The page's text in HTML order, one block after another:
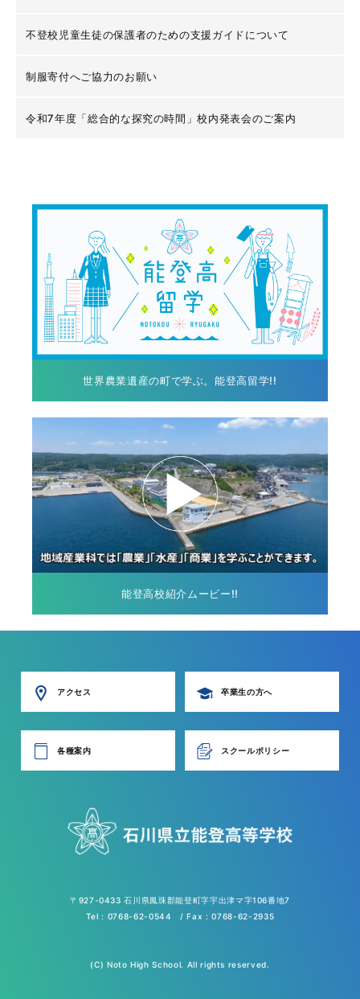
不登校児童生徒の保護者のための支援ガイドについて
制服寄付へご協力のお願い
令和7年度「総合的な探究の時間」校内発表会のご案内
世界農業遺産の町で学ぶ。能登高留学!!
能登高校紹介ムービー!!
アクセス 卒業生の方へ
各種案内 スクールポリシー
〒927-0433 石川県鳳珠郡能登町字宇出津マ字106番地7
Tel : 0768-62-0544 / Fax : 0768-62-2935
(C) Noto High School. All rights reserved.